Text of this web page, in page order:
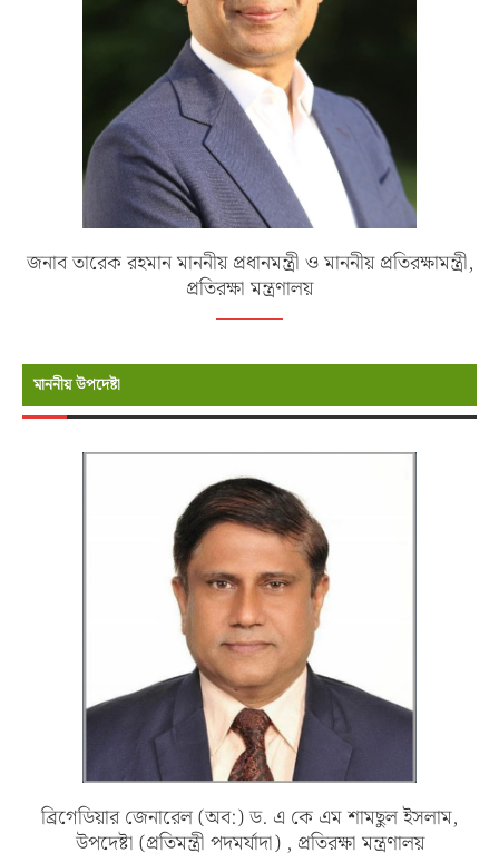
জনাব তারেক রহমান মাননীয় প্রধানমন্ত্রী ও মাননীয় প্রতিরক্ষামন্ত্রী,
প্রতিরক্ষা মন্ত্রণালয়
মাননীয় উপদেষ্টা
ব্রিগেডিয়ার জেনারেল (অব:) ড. এ কে এম শামছুল ইসলাম,
উপদেষ্টা (প্রতিমন্ত্রী পদমর্যাদা) , প্রতিরক্ষা মন্ত্রণালয়